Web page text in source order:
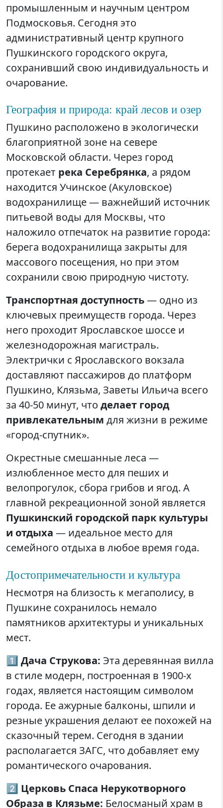
промышленным и научным центром
Подмосковья. Сегодня это
административный центр крупного
Пушкинского городского округа,
сохранивший свою индивидуальность и
очарование.
География и природа: край лесов и озер
Пушкино расположено в экологически
благоприятной зоне на севере
Московской области. Через город
протекает река Серебрянка, а рядом
находится Учинское (Акуловское)
водохранилище — важнейший источник
питьевой воды для Москвы, что
наложило отпечаток на развитие города:
берега водохранилища закрыты для
массового посещения, но при этом
сохранили свою природную чистоту.
Транспортная доступность— одно из
ключевых преимуществ города. Через
него проходит Ярославское шоссе и
железнодорожная магистраль.
Электрички с Ярославского вокзала
доставляют пассажиров до платформ
Пушкино, Клязьма, Заветы Ильича всего
за 40-50 минут, что делает город
привлекательным для жизни в режиме
«город-спутник».
Окрестные смешанные леса —
излюбленное место для пеших и
велопрогулок, сбора грибов и ягод. А
главной рекреационной зоной является
Пушкинский городской парк культуры
и отдыха — идеальное место для
семейного отдыха в любое время года.
Достопримечательности и культура
Несмотря на близость к мегаполису, в
Пушкине сохранилось немало
памятников архитектуры и уникальных
мест.
1️⃣ Дача Струкова: Эта деревянная вилла
в стиле модерн, построенная в 1900-х
годах, является настоящим символом
города. Ее ажурные балконы, шпили и
резные украшения делают ее похожей на
сказочный терем. Сегодня в здании
располагается ЗАГС, что добавляет ему
романтического очарования.
2️⃣ Церковь Спаса Нерукотворного
Образа в Клязьме: Белосманый храм в